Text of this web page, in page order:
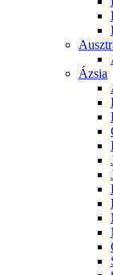
Ázsia